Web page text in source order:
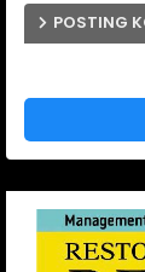
POSTING